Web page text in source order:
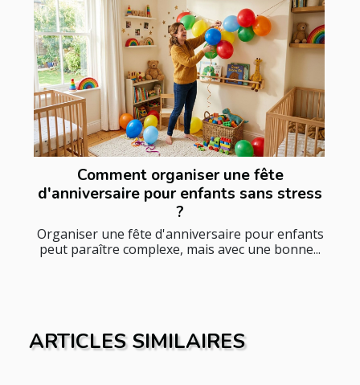
Comment organiser une fête
d'anniversaire pour enfants sans stress
?
Organiser une fête d'anniversaire pour enfants
peut paraître complexe, mais avec une bonne...
ARTICLES SIMILAIRES